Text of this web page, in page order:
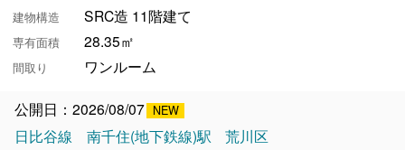
建物構造 SRC造 11階建て
専有面積 28.35㎡
間取り ワンルーム
公開日：2026/08/07
日比谷線
南千住(地下鉄線)駅 荒川区